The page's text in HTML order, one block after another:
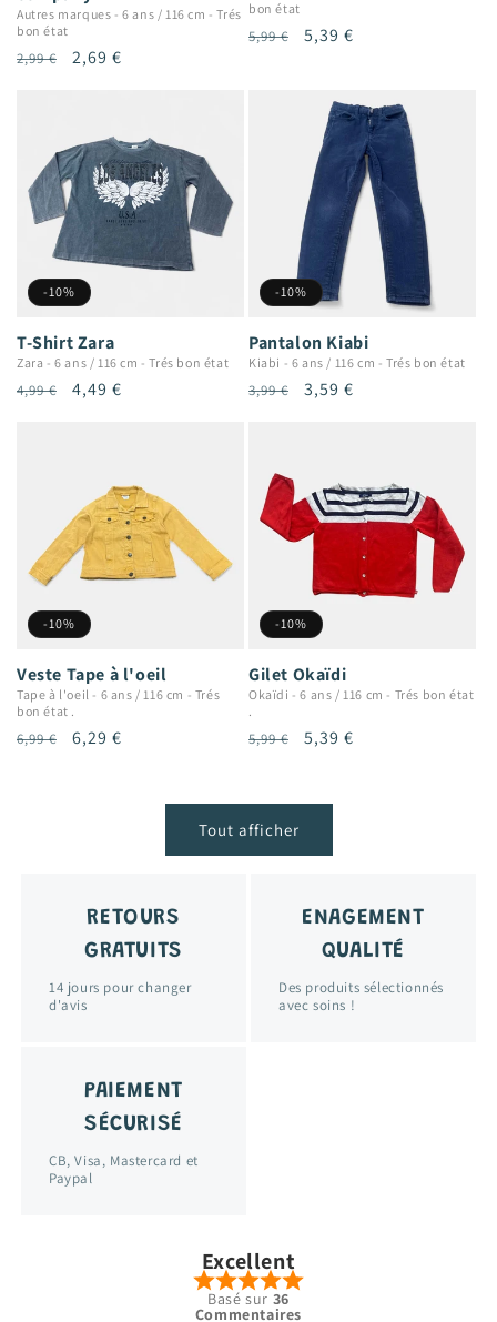
Autres marques -6 ans / 116 cm -Trés
bon état
Prix
2,99 €
Prix
2,69 €
bon état
Prix
5,99 €
Prix
5,39 €
-10%
T-Shirt Zara
Zara -6 ans / 116 cm -Trés bon état
Prix
4,99 €
Prix
4,49 €
-10%
Pantalon Kiabi
Kiabi - 6 ans / 116 cm -Trés bon état
Prix
3,99 €
Prix
3,59 €
-10%
Veste Tape à l'oeil
Tape à l'oeil - 6 ans / 116 cm - Trés
bon état .
Prix
6,99 €
Prix
6,29 €
-10%
Gilet Okaïdi
Okaïdi -6 ans / 116 cm - Trés bon état
.
Prix
5,99 €
Prix
5,39 €
Tout afficher
RETOURS
GRATUITS
14 jours pour changer
d'avis
ENAGEMENT
QUALITÉ
Des produits sélectionnés
avec soins !
PAIEMENT
SÉCURISÉ
CB, Visa, Mastercard et
Paypal
Excellent
Basé sur 36
Commentaires